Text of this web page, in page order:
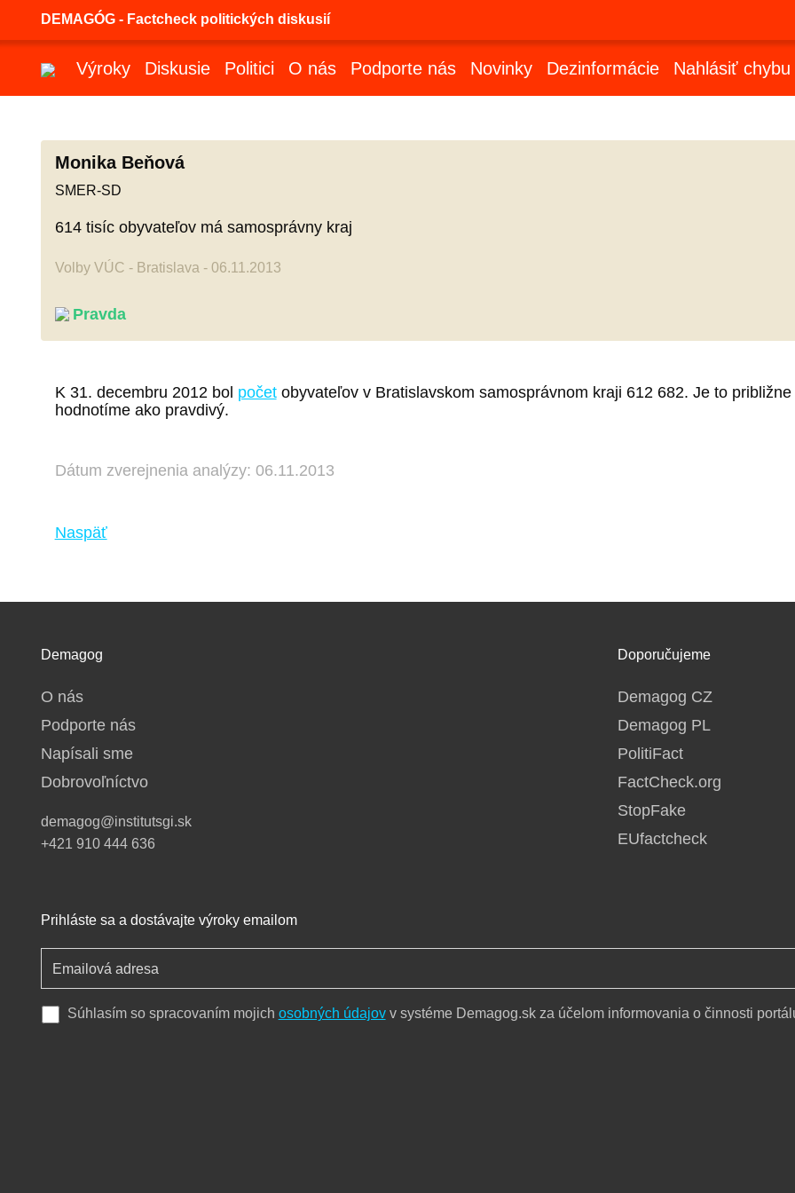
DEMAGÓG - Factcheck politických diskusií
Výroky Diskusie Politici O nás Podporte nás Novinky Dezinformácie Nahlásiť chybu
Monika Beňová
SMER-SD
614 tisíc obyvateľov má samosprávny kraj
Volby VÚC - Bratislava - 06.11.2013
Pravda
K 31. decembru 2012 bol početobyvateľov v Bratislavskom samosprávnom kraji 612 682. Je to
hodnotíme ako pravdivý.
Dátum zverejnenia analýzy: 06.11.2013
Naspäť
Demagog
O nás
Podporte nás
Napísali sme
Dobrovoľníctvo
demagog@institutsgi.sk
+421 910 444 636
Doporučujeme
Demagog CZ
Demagog PL
PolitiFact
FactCheck.org
StopFake
EUfactcheck
Prihláste sa a dostávajte výroky emailom
Súhlasím so spracovaním mojich osobných údajovv systéme Demagog.sk za účelom informovania o činnosti